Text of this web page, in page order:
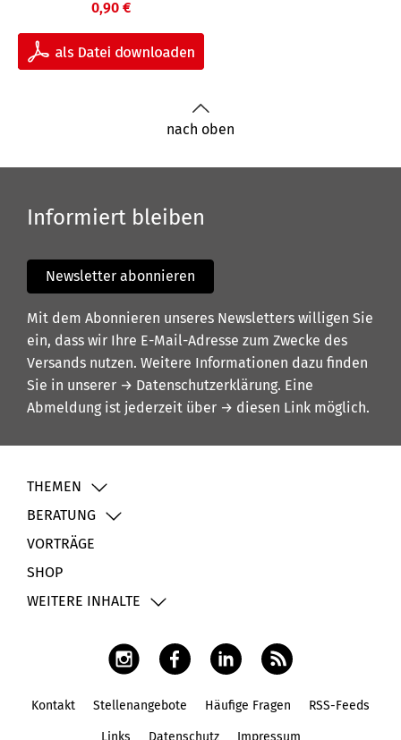
0,90 €
nach oben
Informiert bleiben
Newsletter abonnieren
Mit dem Abonnieren unseres Newsletters willigen Sie
ein, dass wir Ihre E-Mail-Adresse zum Zwecke des
Versands nutzen. Weitere Informationen dazu finden
Sie in unserer → Datenschutzerklärung. Eine
Abmeldung ist jederzeit über → diesen Link möglich.
THEMEN
BERATUNG
VORTRÄGE
SHOP
WEITERE INHALTE
Kontakt Stellenangebote Häufige Fragen RSS-Feeds